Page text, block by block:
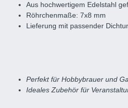
Aus hochwertigem Edelstahl
Röhrchenmaße: 7x8 mm
Lieferung mit passender
Perfekt für Hobbybrauer und
Ideales Zubehör für